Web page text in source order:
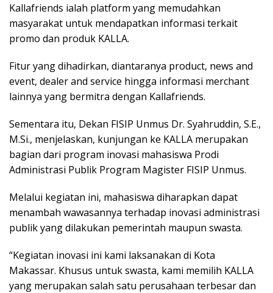
Kallafriends ialah platform yang memudahkan
masyarakat untuk mendapatkan informasi terkait
promo dan produk KALLA.
Fitur yang dihadirkan, diantaranya product, news and
event, dealer and service hingga informasi merchant
lainnya yang bermitra dengan Kallafriends.
Sementara itu, Dekan FISIP Unmus Dr. Syahruddin, S.E.,
M.Si., menjelaskan, kunjungan ke KALLA merupakan
bagian dari program inovasi mahasiswa Prodi
Administrasi Publik Program Magister FISIP Unmus.
Melalui kegiatan ini, mahasiswa diharapkan dapat
menambah wawasannya terhadap inovasi administrasi
publik yang dilakukan pemerintah maupun swasta.
“Kegiatan inovasi ini kami laksanakan di Kota
Makassar. Khusus untuk swasta, kami memilih KALLA
yang merupakan salah satu perusahaan terbesar dan